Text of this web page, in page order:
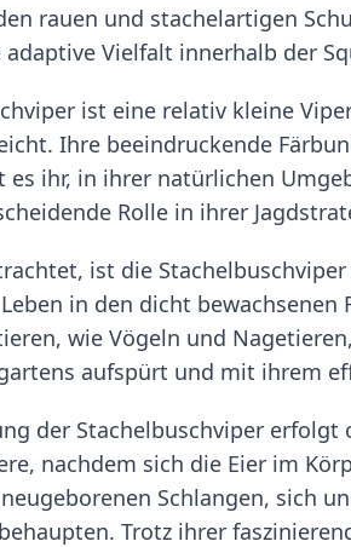
rauen und stachelartigen
Vielfalt innerhalb der
ist eine relativ kleine
Ihre beeindruckende
ihr, in ihrer natürlichen
Rolle in ihrer
ist die
in den dicht
wie Vögeln und
aufspürt und mit ihrem
der Stachelbuschviper
nachdem sich die Eier im
Schlangen, sich
Trotz ihrer